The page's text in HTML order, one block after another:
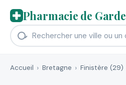
Pharmacie de Garde
Accueil Bretagne Finistère (29)